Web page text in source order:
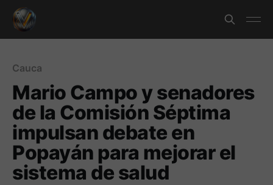
Cauca
Mario Campo y senadores
de la Comisión Séptima
impulsan debate en
Popayán para mejorar el
sistema de salud